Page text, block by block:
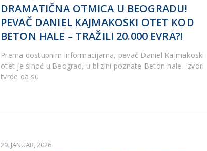
DRAMATIČNA OTMICA U BEOGRADU!
PEVAČ DANIEL KAJMAKOSKI OTET KOD
BETON HALE – TRAŽILI 20.000 EVRA?!
Prema dostupnim informacijama, pevač Daniel Kajmakoski
otet je sinoć u Beograd, u blizini poznate Beton hale. Izvori
tvrde da su
29. JANUAR, 2026